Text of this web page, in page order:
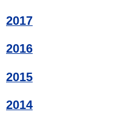
2017
2016
2015
2014